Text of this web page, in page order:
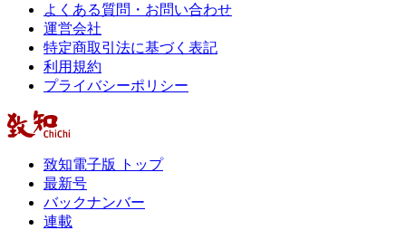
よくある質問・お問い合わせ
運営会社
特定商取引法に基づく表記
利用規約
プライバシーポリシー
致知電子版 トップ
最新号
バックナンバー
連載